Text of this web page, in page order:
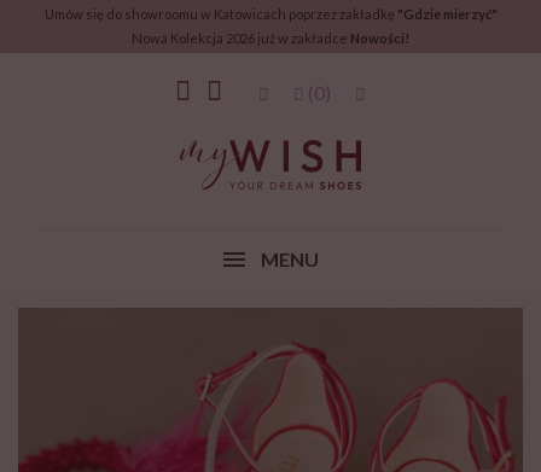
Umów się do showroomu w Katowicach poprzez zakładkę "Gdzie mierzyć"
Nowa Kolekcja 2026 już w zakładce Nowości!
(0)
MENU